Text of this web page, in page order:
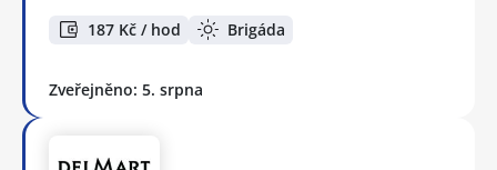
187 Kč / hod Brigáda
Zveřejněno: 5. srpna